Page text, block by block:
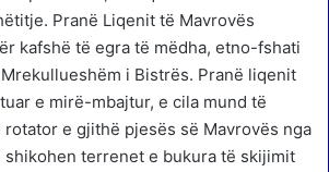
Pranë Liqenit të Mavrovës
kafshë të egra të mëdha, etno-fshati
i Bistrës. Pranë liqenit
e mirë-mbajtur, e cila mund të
e gjithë pjesës së Mavrovës nga
shikohen terrenet e bukura të skijimit